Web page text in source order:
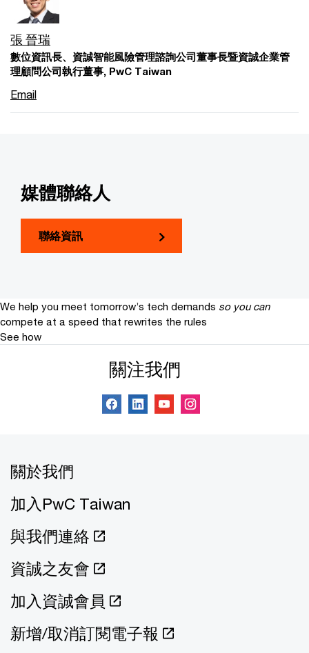
張 晉瑞
數位資訊長、資誠智能風險管理諮詢公司董事長暨資誠企業管
理顧問公司執行董事, PwC Taiwan
Email
媒體聯絡人
聯絡資訊
We help you meet tomorrow’s tech demands so you can
compete at a speed that rewrites the rules
See how
關注我們
關於我們
加入PwC Taiwan
與我們連絡
資誠之友會
加入資誠會員
新增/取消訂閱電子報